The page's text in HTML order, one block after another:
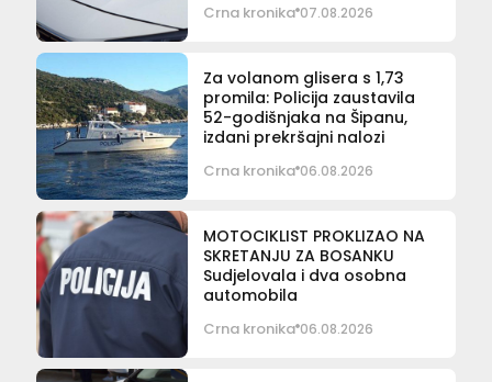
Crna kronika 07.08.2026
Za volanom glisera s 1,73
promila: Policija zaustavila
52-godišnjaka na Šipanu,
izdani prekršajni nalozi
Crna kronika 06.08.2026
MOTOCIKLIST PROKLIZAO NA
SKRETANJU ZA BOSANKU
Sudjelovala i dva osobna
automobila
Crna kronika 06.08.2026